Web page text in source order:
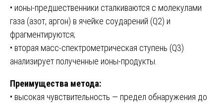
• ионы-предшественники сталкиваются с молекулами
газа (азот, аргон) в ячейке соударений (Q2) и
фрагментируются;
• вторая масс-спектрометрическая ступень (Q3)
анализирует полученные ионы-продукты.
Преимущества метода:
• высокая чувствительность — предел обнаружения до